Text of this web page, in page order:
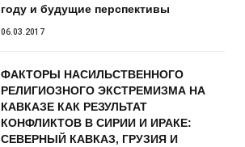
году и будущие перспективы
06.03.2017
ФАКТОРЫ НАСИЛЬСТВЕННОГО
РЕЛИГИОЗНОГО ЭКСТРЕМИЗМА НА
КАВКАЗЕ КАК РЕЗУЛЬТАТ
КОНФЛИКТОВ В СИРИИ И ИРАКЕ:
СЕВЕРНЫЙ КАВКАЗ, ГРУЗИЯ И